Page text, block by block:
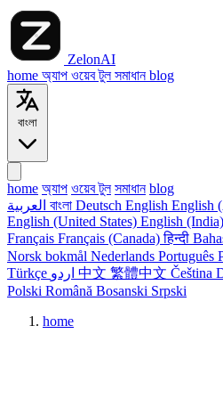
ZelonAI
home অ্যাপ ওয়েব টুলসমাধানblog
বাংলা
home অ্যাপ ওয়েব টুল সমাধান blog
বাংলা Deutsch English English
English (United States) English (India)
Français Français (Canada)हिन्दी
Norsk bokmål Nederlands Português
Türkçe
中文 繁體中文 Čeština
Polski Română Bosanski Srpski
home